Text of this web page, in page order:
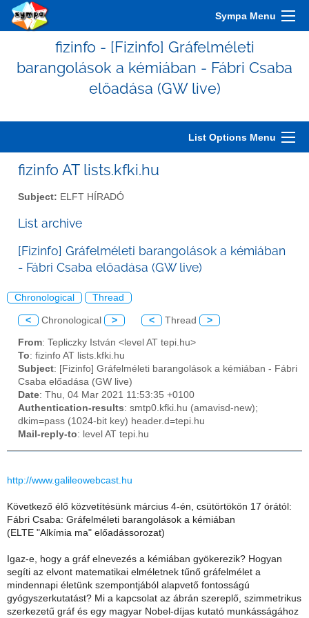
Sympa Menu
fizinfo - [Fizinfo] Gráfelméleti
barangolások a kémiában - Fábri Csaba
előadása (GW live)
List Options Menu
fizinfo AT lists.kfki.hu
Subject: ELFT HÍRADÓ
List archive
[Fizinfo] Gráfelméleti barangolások a kémiában
- Fábri Csaba előadása (GW live)
Chronological Thread
< Chronological > < Thread >
From: Tepliczky István <level AT tepi.hu>
To: fizinfo AT lists.kfki.hu
Subject: [Fizinfo] Gráfelméleti barangolások a kémiában - Fábri
Csaba előadása (GW live)
Date: Thu, 04 Mar 2021 11:53:35 +0100
Authentication-results: smtp0.kfki.hu (amavisd-new);
dkim=pass (1024-bit key) header.d=tepi.hu
Mail-reply-to: level AT tepi.hu
http://www.galileowebcast.hu
Következő élő közvetítésünk március 4-én, csütörtökön 17 órától:
Fábri Csaba: Gráfelméleti barangolások a kémiában
(ELTE "Alkímia ma" előadássorozat)
Igaz-e, hogy a gráf elnevezés a kémiában gyökerezik? Hogyan
segíti az elvont matematikai elméletnek tűnő gráfelmélet a
mindennapi életünk szempontjából alapvető fontosságú
gyógyszerkutatást? Mi a kapcsolat az ábrán szereplő, szimmetrikus
szerkezetű gráf és egy magyar Nobel-díjas kutató munkásságához